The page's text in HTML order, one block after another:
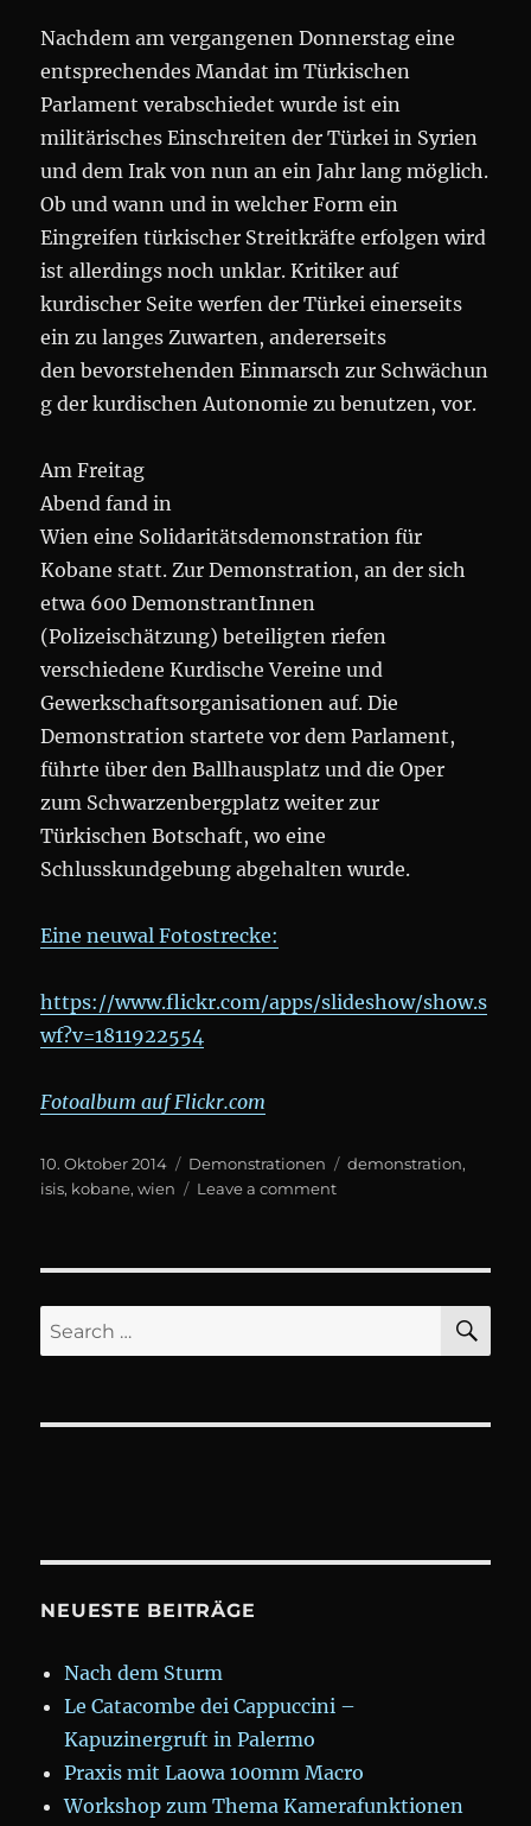
Nachdem am vergangenen Donnerstag eine
entsprechendes Mandat im Türkischen
Parlament verabschiedet wurde ist ein
militärisches Einschreiten der Türkei in Syrien
und dem Irak von nun an ein Jahr lang möglich.
Ob und wann und in welcher Form ein
Eingreifen türkischer Streitkräfte erfolgen wird
ist allerdings noch unklar. Kritiker auf
kurdischer Seite werfen der Türkei einerseits
ein zu langes Zuwarten, andererseits
den bevorstehenden Einmarsch zur Schwächun
g der kurdischen Autonomie zu benutzen, vor.
Am Freitag
Abend fand in
Wien eine Solidaritätsdemonstration für
Kobane statt. Zur Demonstration, an der sich
etwa 600 DemonstrantInnen
(Polizeischätzung) beteiligten riefen
verschiedene Kurdische Vereine und
Gewerkschaftsorganisationen auf. Die
Demonstration startete vor dem Parlament,
führte über den Ballhausplatz und die Oper
zum Schwarzenbergplatz weiter zur
Türkischen Botschaft, wo eine
Schlusskundgebung abgehalten wurde.
Eine neuwal Fotostrecke:
https://www.flickr.com/apps/slideshow/show.s
wf?v=1811922554
Fotoalbum auf Flickr.com
Posted
on
10. Oktober 2014 Categories
Demonstrationen Tags
demonstration,
isis, kobane,wien Leave a commenton
in
#isis
Search
for:
NEUESTE BEITRÄGE
Nach dem Sturm
Le Catacombe dei Cappuccini –
Kapuzinergruft in Palermo
Praxis mit Laowa 100mm Macro
Workshop zum Thema Kamerafunktionen